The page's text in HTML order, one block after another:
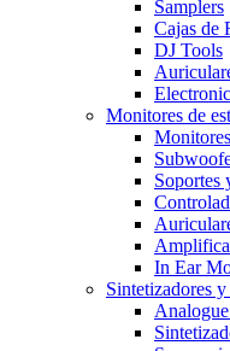
Samplers
Cajas de
DJ Tools
Monitores de
Soportes
In Ear
Sintetizadores